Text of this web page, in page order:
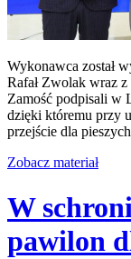
Wykonawca został
Rafał Zwolak wraz
Zamość podpisali w
dzięki któremu przy
przejście dla
Zobacz materiał
W
pawilon